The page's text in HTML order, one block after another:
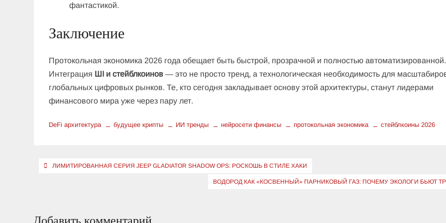
фантастикой.
Заключение
Протокольная экономика 2026 года обещает быть быстрой, прозрачной и полностью автоматизированной.
Интеграция ШІ и стейблкоинов — это не просто тренд, а технологическая необходимость для
глобальных цифровых рынков. Те, кто сегодня закладывает основу этой архитектуры, станут лидерами
финансового мира уже через пару лет.
DeFi архитектура будущее крипты ИИ тренды нейросети финансы протокольная экономика стейблкоины 2026
Навигация
ЛИМИТИРОВАННАЯ СЕРИЯ JEEP GLADIATOR SHADOW OPS: РОСКОШЬ В СТИЛЕ ХАКИ
ВОДОРОД КАК «КОСВЕННЫЙ» ПАРНИКОВЫЙ ГАЗ: ПОЧЕМУ ЭКОЛОГИ БЬЮТ